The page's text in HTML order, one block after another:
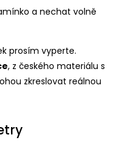
a nechat volně
prosím vyperte.
, z českého materiálu s
zkreslovat reálnou